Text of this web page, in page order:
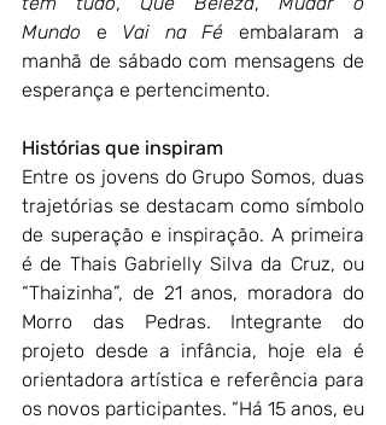
Mundo e Vai na Fé embalaram a
manhã de sábado com mensagens de
esperança e pertencimento.
Histórias que inspiram
Entre os jovens do Grupo Somos, duas
trajetórias se destacam como símbolo
de superação e inspiração. A primeira
é de Thais Gabrielly Silva da Cruz, ou
“Thaizinha”, de 21 anos, moradora do
Morro das Pedras. Integrante do
projeto desde a infância, hoje ela é
orientadora artística e referência para
os novos participantes. “Há 15 anos, eu